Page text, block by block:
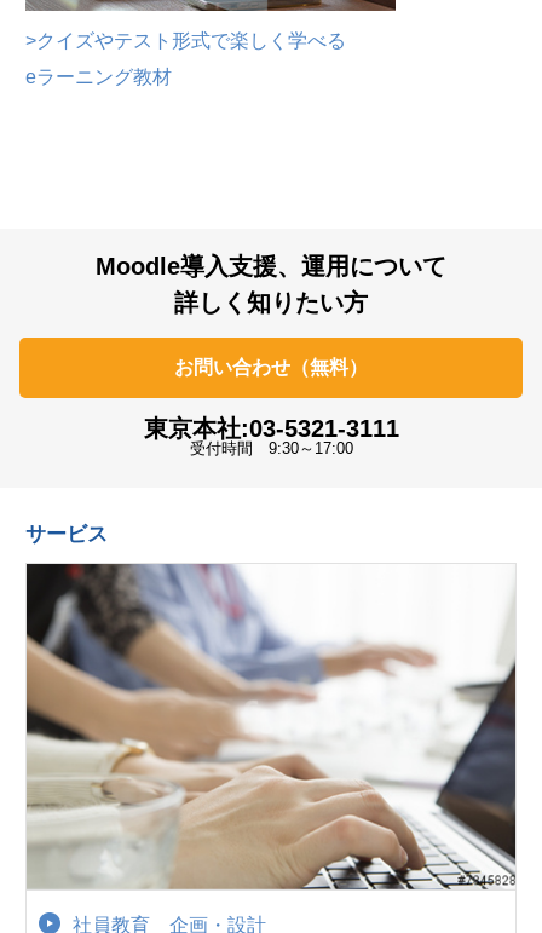
>クイズやテスト形式で楽しく学べる
eラーニング教材
Moodle導入支援、運用について
詳しく知りたい方
お問い合わせ（無料）
東京本社:03-5321-3111
受付時間 9:30～17:00
サービス
社員教育 企画・設計